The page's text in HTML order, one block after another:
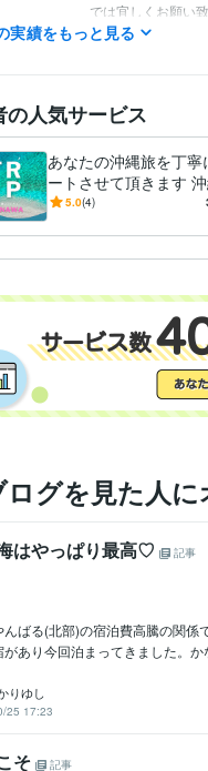
では宜しくお願い致
実績をもっと見る
の人気サービス
あなたの沖縄旅を丁寧
ートさせて頂きます
好き超リピーターの元
5.0(4)
グを見た人に
はやっぱり最高♡
記事
ばる(北部)の宿泊費高騰の関係
あり今回泊まってきました。
りゆし
25 17:23
そ 記事